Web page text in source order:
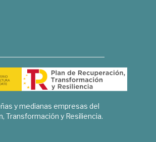
y medianas empresas del
Transformación y Resiliencia.